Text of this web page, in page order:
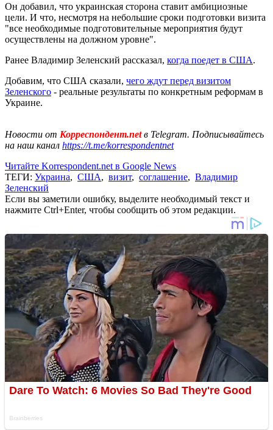
Он добавил, что украинская сторона ставит амбициозные
цели. И что, несмотря на небольшие сроки подготовки визита
"все необходимые подготовительные мероприятия будут
осуществлены на должном уровне".
Ранее Владимир Зеленский рассказал, когда поедет в США.
Добавим, что США сказали, чего ждут перед визитом
Зеленского - реальные результаты по конкретным реформам в
Украине.
Новости от Корреспондент.netв Telegram. Подписывайтесь
на наш канал https://t.me/korrespondentnet
Читайте Korrespondent.net в Google News
ТЕГИ: Украина, США, визит, соглашение, Владимир
Зеленский
Если вы заметили ошибку, выделите необходимый текст и
нажмите Ctrl+Enter, чтобы сообщить об этом редакции.